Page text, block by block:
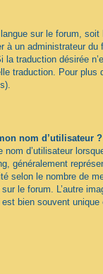
sur le forum, soit
un administrateur du
traduction désirée
traduction. Pour plus
nom d’utilisateur ?
d’utilisateur
généralement
selon le nombre de
le forum. L’autre
bien souvent